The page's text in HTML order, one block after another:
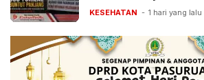
Pelayanan BPJS
KESEHATAN 1 hari yang lalu